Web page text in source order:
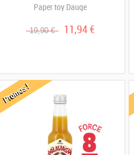
Paper toy Dauge
19,90 € 11,94 €
Promos !